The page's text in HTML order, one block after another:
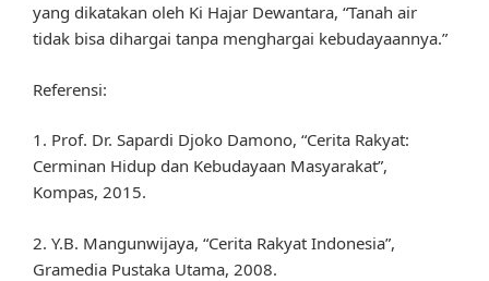
yang dikatakan oleh Ki Hajar Dewantara, “Tanah air
tidak bisa dihargai tanpa menghargai kebudayaannya.”
Referensi:
1. Prof. Dr. Sapardi Djoko Damono, “Cerita Rakyat:
Cerminan Hidup dan Kebudayaan Masyarakat”,
Kompas, 2015.
2. Y.B. Mangunwijaya, “Cerita Rakyat Indonesia”,
Gramedia Pustaka Utama, 2008.